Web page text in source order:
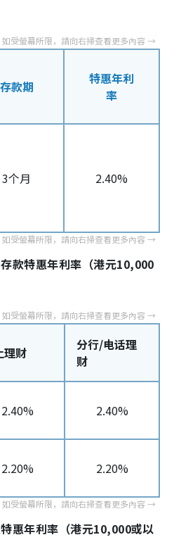
存款期
特惠年利
率
3个月 2.40%
款特惠年利率（港元10,000
理财
分行/电话理
财
2.40% 2.40%
2.20% 2.20%
惠年利率（港元10,000或以